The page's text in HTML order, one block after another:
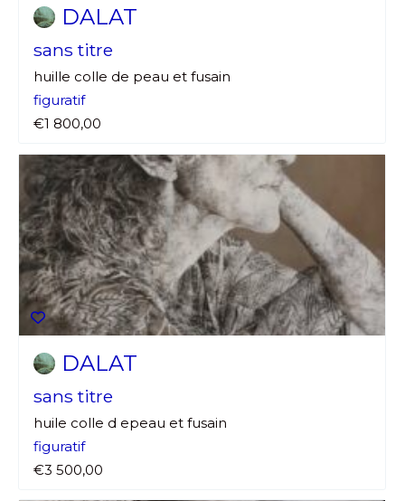
DALAT
sans titre
huille colle de peau et fusain
figuratif
€1 800,00
DALAT
sans titre
huile colle d epeau et fusain
figuratif
€3 500,00